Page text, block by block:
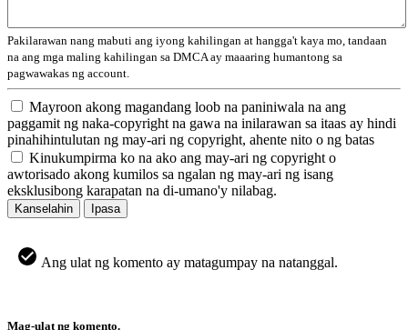
Pakilarawan nang mabuti ang iyong kahilingan at hangga't kaya mo, tandaan
na ang mga maling kahilingan sa DMCA ay maaaring humantong sa
pagwawakas ng account.
Mayroon akong magandang loob na paniniwala na ang
paggamit ng naka-copyright na gawa na inilarawan sa itaas ay hindi
pinahihintulutan ng may-ari ng copyright, ahente nito o ng batas
Kinukumpirma ko na ako ang may-ari ng copyright o
awtorisado akong kumilos sa ngalan ng may-ari ng isang
eksklusibong karapatan na di-umano'y nilabag.
Kanselahin Ipasa
Ang ulat ng komento ay matagumpay na natanggal.
Mag-ulat ng komento.